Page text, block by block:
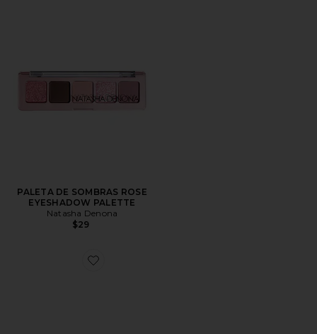
PALETA DE SOMBRAS ROSE
EYESHADOW PALETTE
Natasha Denona
$29
Favorite PALETA DE SOMBRAS MY MINI DREAM